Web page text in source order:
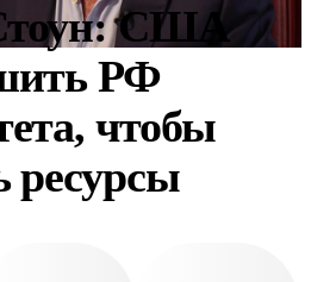
США
РФ
чтобы
ресурсы